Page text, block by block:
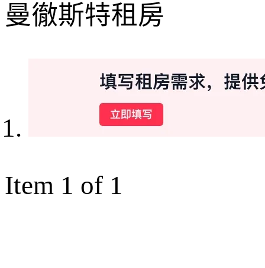
曼徹斯特租房
Item 1 of 1